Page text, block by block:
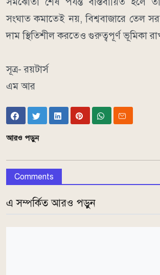
সংঘাত কমাতেই নয়, বিশ্ববাজারে তেল
দাম স্থিতিশীল করতেও গুরুত্বপূর্ণ ভূমিকা
সূত্র- রয়টার্স
এম আর
আরও পড়ুন
Comments
এ সম্পর্কিত আরও পড়ুন